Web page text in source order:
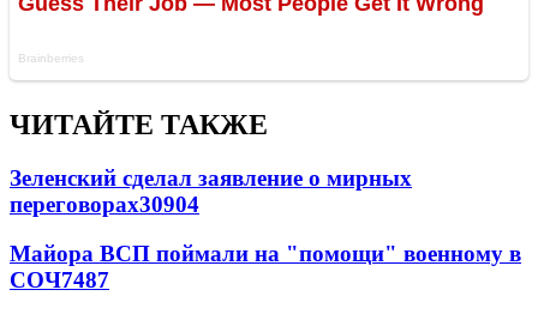
ЧИТАЙТЕ ТАКЖЕ
Зеленский сделал заявление о мирных
переговорах30904
Майора ВСП поймали на "помощи" военному в
СОЧ7487